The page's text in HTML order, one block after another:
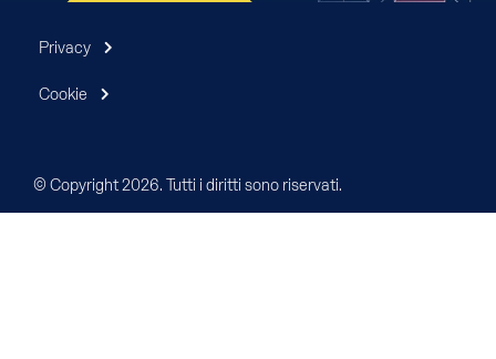
© Copyright 2026. Tutti i diritti sono riservati.
Privacy
Cookie